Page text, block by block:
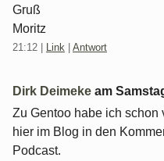
Gruß
Moritz
21:12 Link Antwort
Dirk Deimeke am
Zu Gentoo habe ich schon
hier im Blog in den
Podcast.